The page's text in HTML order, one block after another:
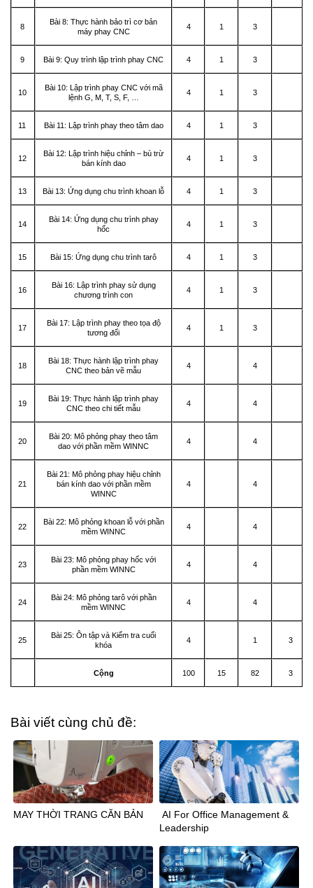
8
Bài 8: Thực hành bảo trì cơ bản
máy phay CNC
4 1 3
9 Bài 9: Quy trình lập trình phay CNC 4 1 3
10
Bài 10: Lập trình phay CNC với mã
lệnh G, M, T, S, F, …
4 1 3
11 Bài 11: Lập trình phay theo tâm dao 4 1 3
12
Bài 12: Lập trình hiệu chỉnh – bù trừ
bán kính dao
4 1 3
13 Bài 13: Ứng dụng chu trình khoan lỗ 4 1 3
14
Bài 14: Ứng dụng chu trình phay
hốc
4 1 3
15 Bài 15: Ứng dụng chu trình tarô 4 1 3
16
Bài 16: Lập trình phay sử dụng
chương trình con
4 1 3
17
Bài 17: Lập trình phay theo tọa độ
tương đối
4 1 3
18
Bài 18: Thực hành lập trình phay
CNC theo bản vẽ mẫu
4 4
19
Bài 19: Thực hành lập trình phay
CNC theo chi tiết mẫu
4 4
20
Bài 20: Mô phỏng phay theo tâm
dao với phần mềm WINNC
4 4
21
Bài 21: Mô phỏng phay hiệu chỉnh
bán kính dao với phần mềm
WINNC
4 4
22
Bài 22: Mô phỏng khoan lỗ với phần
mềm WINNC
4 4
23
Bài 23: Mô phỏng phay hốc với
phần mềm WINNC
4 4
24
Bài 24: Mô phỏng tarô với phần
mềm WINNC
4 4
25
Bài 25: Ôn tập và Kiểm tra cuối
khóa
4 1 3
Cộng 100 15 82 3
Bài viết cùng chủ đề:
MAY THỜI TRANG CĂN BẢN
AI For Office Management &
Leadership